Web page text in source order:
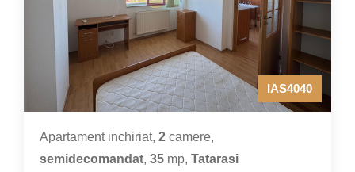
IAS4040
Apartament inchiriat, 2 camere,
semidecomandat, 35 mp, Tatarasi